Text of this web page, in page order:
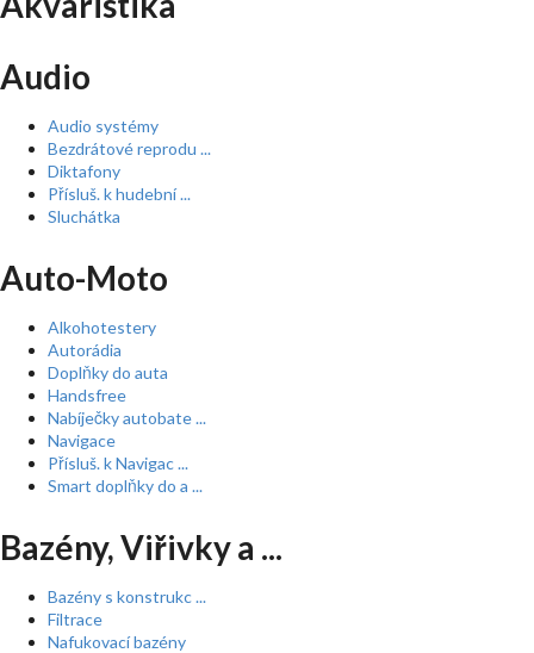
Audio
Audio systémy
Bezdrátové reprodu ...
Diktafony
Přísluš. k hudební ...
Sluchátka
Auto-Moto
Alkohotestery
Autorádia
Doplňky do auta
Handsfree
Nabíječky autobate ...
Navigace
Přísluš. k Navigac ...
Smart doplňky do a ...
Bazény, Viřivky a ...
Bazény s konstrukc ...
Filtrace
Nafukovací bazény